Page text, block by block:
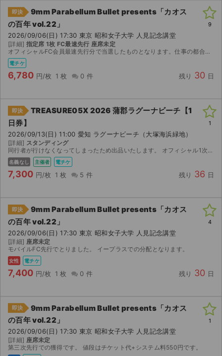
ライブ・コンサート（国内）
ライブ・コンサート（海外）
イベント
スポーツ
ご利用ガイド
ご利用ガイド
手数料・お支払い方法
よくある質問
お知らせ
即決
9mm Parabellum Bullet presents「カオス
の百年 vol.22」
2026/09/06(日) 17:30 東京 昭和女子大学 人見記念講堂
[詳細] 指定席 1枚 FC最速先行 座席未定
オフィシャルFC会員最速先行分で当選したものとなります。仕事の都合で参加できなくなったため、出品させていただきました。 何かございましたら気軽にご質問ください。
電チケ
6,780 円/枚 1 枚 0 件 残り 30 日
9
即決
TREASURE05X 2026 蒲郡ラグーナビーチ【1
日券】
2026/09/13(日) 11:00 愛知 ラグーナビーチ（大塚海浜緑地）
[詳細] スタンディング
同行者が行けなくなってしまったため出品いたします。 オフィシャル1次先行で当選した子チケットです。 【お渡し方法】 電子チケット（FOLK-Sアプリ）にて分配いたします。 8/28 20...
名義なし 主催者 電チケ
7,300 円/枚 1 枚 5 件 残り 36 日
1
即決
9mm Parabellum Bullet presents「カオス
の百年 vol.22」
2026/09/06(日) 17:30 東京 昭和女子大学 人見記念講堂
[詳細] 座席未定
モバイルFC先行でとりました。 イープラスでの分配となります。
女性 電チケ
7,400 円/枚 1 枚 0 件 残り 30 日
4
即決
9mm Parabellum Bullet presents「カオス
の百年 vol.22」
2026/09/06(日) 17:30 東京 昭和女子大学 人見記念講堂
[詳細] 座席未定
第三次先行での獲得です。 値段はチケット代+システム料550円です。
1